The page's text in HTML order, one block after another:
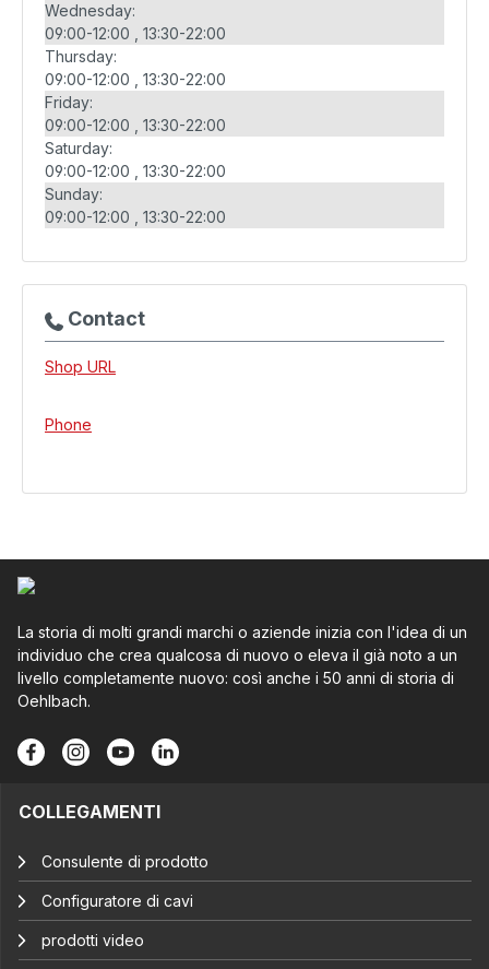
Wednesday:
09:00-12:00
13:30-22:00
Thursday:
09:00-12:00
13:30-22:00
Friday:
09:00-12:00
13:30-22:00
Saturday:
09:00-12:00
13:30-22:00
Sunday:
09:00-12:00
13:30-22:00
Contact
Shop URL
Phone
La storia di molti grandi marchi o aziende inizia con l'idea di un
individuo che crea qualcosa di nuovo o eleva il già noto a un
livello completamente nuovo: così anche i 50 anni di storia di
Oehlbach.
COLLEGAMENTI
Consulente di prodotto
Configuratore di cavi
prodotti video